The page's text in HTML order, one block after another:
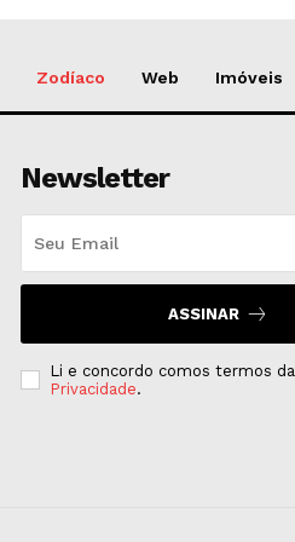
Zodíaco Web Imóveis
Newsletter
ASSINAR
Li e concordo comos termos da
Privacidade.